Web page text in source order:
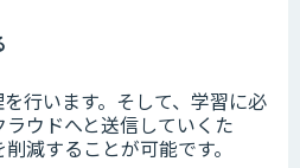
行います。そして、学習に必
ウドへと送信していくた
減することが可能です。